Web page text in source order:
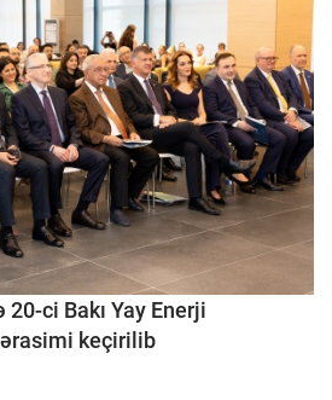
ci Bakı Yay Enerji
keçirilib